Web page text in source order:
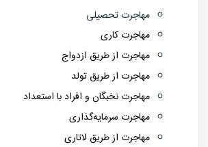
مهاجرت تحصیلی
مهاجرت کاری
مهاجرت از طریق ازدواج
مهاجرت از طریق تولد
مهاجرت نخبگان و افراد با استعداد
مهاجرت سرمایه‌گذاری
مهاجرت از طریق لاتاری